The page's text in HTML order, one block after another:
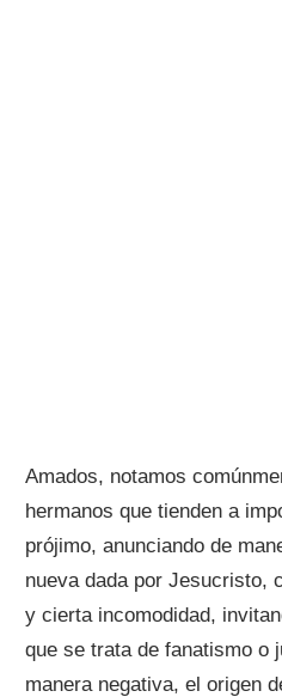
Amados, notamos
hermanos que tienden a
prójimo, anunciando de
nueva dada por Jesucristo,
y cierta incomodidad,
que se trata de fanatismo o
manera negativa, el origen